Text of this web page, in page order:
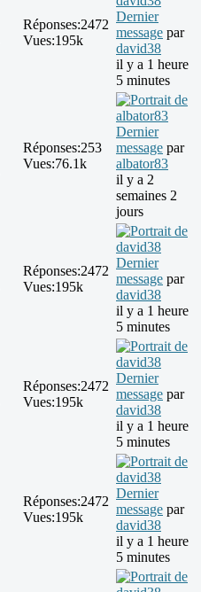
Réponses:2472
Vues:195k
Dernier
message par
david38
il y a 1 heure
5 minutes
Réponses:253
Vues:76.1k
Dernier
message par
albator83
il y a 2
semaines 2
jours
Réponses:2472
Vues:195k
Dernier
message par
david38
il y a 1 heure
5 minutes
Réponses:2472
Vues:195k
Dernier
message par
david38
il y a 1 heure
5 minutes
Réponses:2472
Vues:195k
Dernier
message par
david38
il y a 1 heure
5 minutes